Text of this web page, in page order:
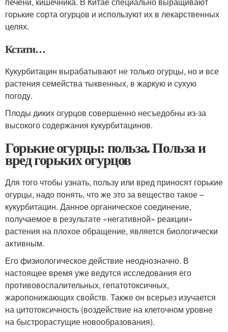
горькие сорта огурцов и используют их в лекарственных
целях.
Кстати…
Кукурбитацин вырабатывают не только огурцы, но и все
растения семейства тыквенных, в жаркую и сухую
погоду.
Плоды диких огурцов совершенно несъедобны из-за
высокого содержания кукурбитацинов.
Горькие огурцы: польза. Польза и
вред горьких огурцов
Для того чтобы узнать, пользу или вред приносят горькие
огурцы, надо понять, что же это за вещество такое –
кукурбитацин. Данное органическое соединение,
получаемое в результате «негативной» реакции»
растения на плохое обращение, является биологически
активным.
Его физиологическое действие неоднозначно. В
настоящее время уже ведутся исследования его
противовоспалительных, гепатотоксичных,
жаропонижающих свойств. Также он всерьез изучается
на цитотоксичность (воздействие на клеточном уровне
на быстрорастущие новообразования).